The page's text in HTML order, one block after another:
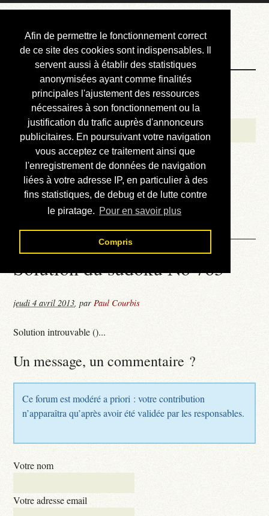
Afin de permettre le fonctionnement correct
de ce site des cookies sont indispensables. Il
servent aussi à établir des statistiques
anonymisées ayant comme finalités
principales l'ajustement des ressources
nécessaires à son fonctionnement ou la
justification du trafic auprès d'annonceurs
publicitaires. En poursuivant votre navigation
vous acceptez ce traitement ainsi que
l'enregistrement de données de navigation
liées à votre adresse IP, en particulier à des
fins statistiques, de debug et de lutte contre
le piratage. Pour en savoir plus
Compris
Courbis, « LE »
Blog Officiel
Bienvenue
Réalisations
Divers (et d’été)
Annonces
Liens externes
Téléchargement
Contact
Solution du sudoku No 763
jeudi 4 avril 2013,parPaul Courbis
Solution introuvable ()...
Un message, un commentaire ?
Ce forum est modéré a priori : votre contribution
n’apparaîtra qu’après avoir été validée par les responsables.
Votre nom
Votre adresse email